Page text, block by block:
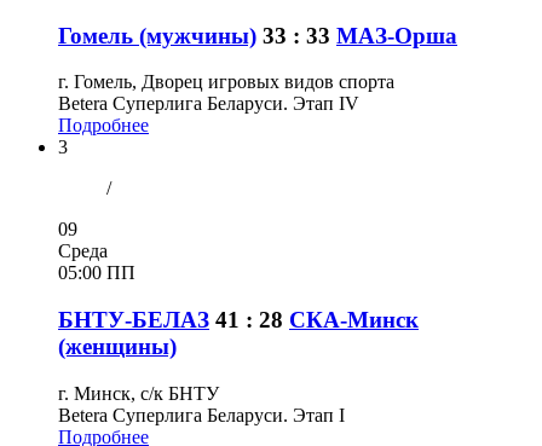
Гомель (мужчины) 33 : 33 МАЗ-Орша
г. Гомель, Дворец игровых видов спорта
Betera Суперлига Беларуси. Этап IV
Подробнее
3
/
09
Среда
05:00 ПП
БНТУ-БЕЛАЗ 41 : 28 СКА-Минск
(женщины)
г. Минск, с/к БНТУ
Betera Суперлига Беларуси. Этап I
Подробнее